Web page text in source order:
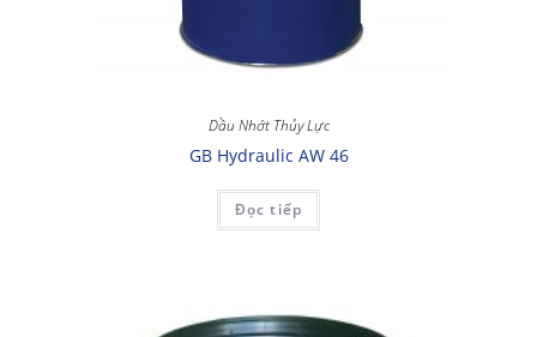
Dầu Nhớt Thủy Lực
GB Hydraulic AW 46
Đọc tiếp